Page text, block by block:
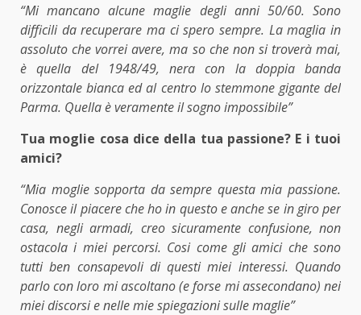
“Mi mancano alcune maglie degli anni 50/60. Sono
difficili da recuperare ma ci spero sempre. La maglia in
assoluto che vorrei avere, ma so che non si troverà mai,
è quella del 1948/49, nera con la doppia banda
orizzontale bianca ed al centro lo stemmone gigante del
Parma. Quella è veramente il sogno impossibile”
Tua moglie cosa dice della tua passione? E i tuoi
amici?
“Mia moglie sopporta da sempre questa mia passione.
Conosce il piacere che ho in questo e anche se in giro per
casa, negli armadi, creo sicuramente confusione, non
ostacola i miei percorsi. Cosi come gli amici che sono
tutti ben consapevoli di questi miei interessi. Quando
parlo con loro mi ascoltano (e forse mi assecondano) nei
miei discorsi e nelle mie spiegazioni sulle maglie”